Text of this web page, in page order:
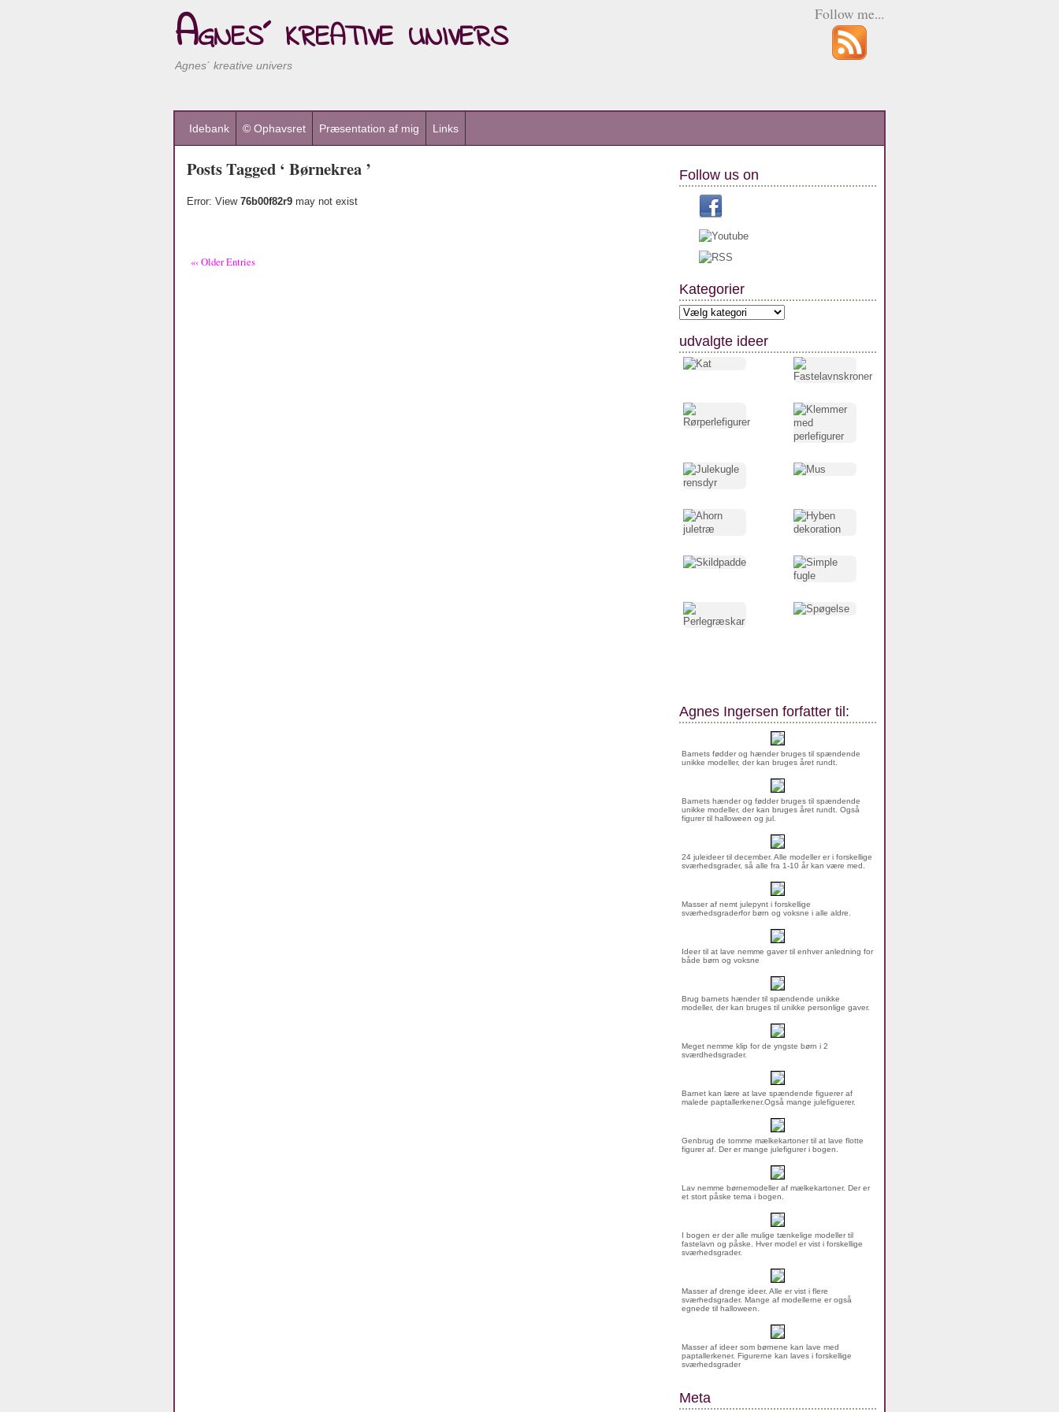
Follow me...
Agnes´ kreative univers
Agnes´ kreative univers
Idebank © Ophavsret Præsentation af mig Links
Posts Tagged ‘ Børnekrea ’
Error: View 76b00f82r9 may not exist
«‹ Older Entries
Follow us on
Kategorier
Kategorier
udvalgte ideer
Agnes Ingersen forfatter til:
Barnets fødder og hænder bruges til spændende
unikke modeller, der kan bruges året rundt.
Barnets hænder og fødder bruges til spændende
unikke modeller, der kan bruges året rundt. Også
figurer til halloween og jul.
24 juleideer til december. Alle modeller er i forskellige
sværhedsgrader, så alle fra 1-10 år kan være med.
Masser af nemt julepynt i forskellige
sværhedsgraderfor børn og voksne i alle aldre.
Ideer til at lave nemme gaver til enhver anledning for
både børn og voksne
Brug barnets hænder til spændende unikke
modeller, der kan bruges til unikke personlige gaver.
Meget nemme klip for de yngste børn i 2
sværdhedsgrader.
Barnet kan lære at lave spændende figuerer af
malede paptallerkener.Også mange julefiguerer.
Genbrug de tomme mælkekartoner til at lave flotte
figurer af. Der er mange julefigurer i bogen.
Lav nemme børnemodeller af mælkekartoner. Der er
et stort påske tema i bogen.
I bogen er der alle mulige tænkelige modeller til
fastelavn og påske. Hver model er vist i forskellige
sværhedsgrader.
Masser af drenge ideer. Alle er vist i flere
sværhedsgrader. Mange af modellerne er også
egnede til halloween.
Masser af ideer som børnene kan lave med
paptallerkener. Figurerne kan laves i forskellige
sværhedsgrader
Meta